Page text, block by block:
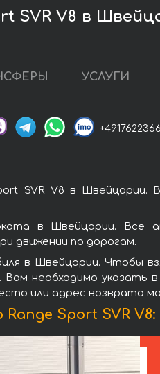
SVR V8 в
УСЛУГИ
SVR V8 в Швейцарии.
в Швейцарии. Все
движении по дорогам.
в Швейцарии. Чтобы
необходимо
или адрес возврата
Sport SVR V8: